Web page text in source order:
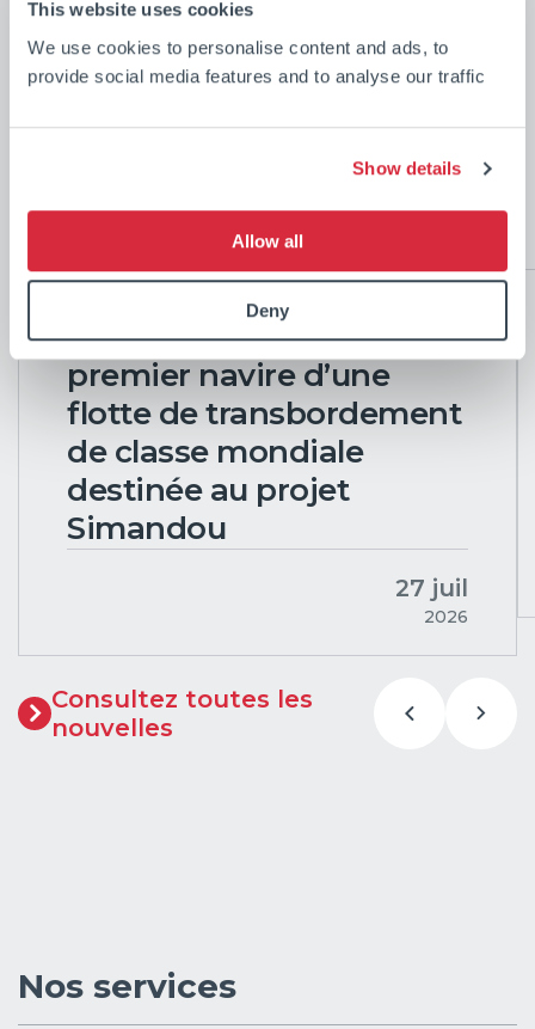
This website uses cookies
We use cookies to personalise content and ads, to
provide social media features and to analyse our traffic
Show details
Allow all
Deny
Nos dernières
nouvelles
CSL célèbre la livraison du
premier navire d’une
flotte de transbordement
de classe mondiale
destinée au projet
Simandou
27 juil
2026
Consultez toutes les
nouvelles
Nos services